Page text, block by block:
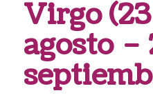
Virgo
agosto –